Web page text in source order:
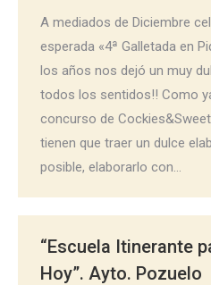
A mediados de Diciembre
esperada «4ª Galletada en
los años nos dejó un muy
todos los sentidos!! Como
concurso de
tienen que traer un dulce
posible, elaborarlo con…
“Escuela Itinerante
Hoy”. Ayto. Pozuelo